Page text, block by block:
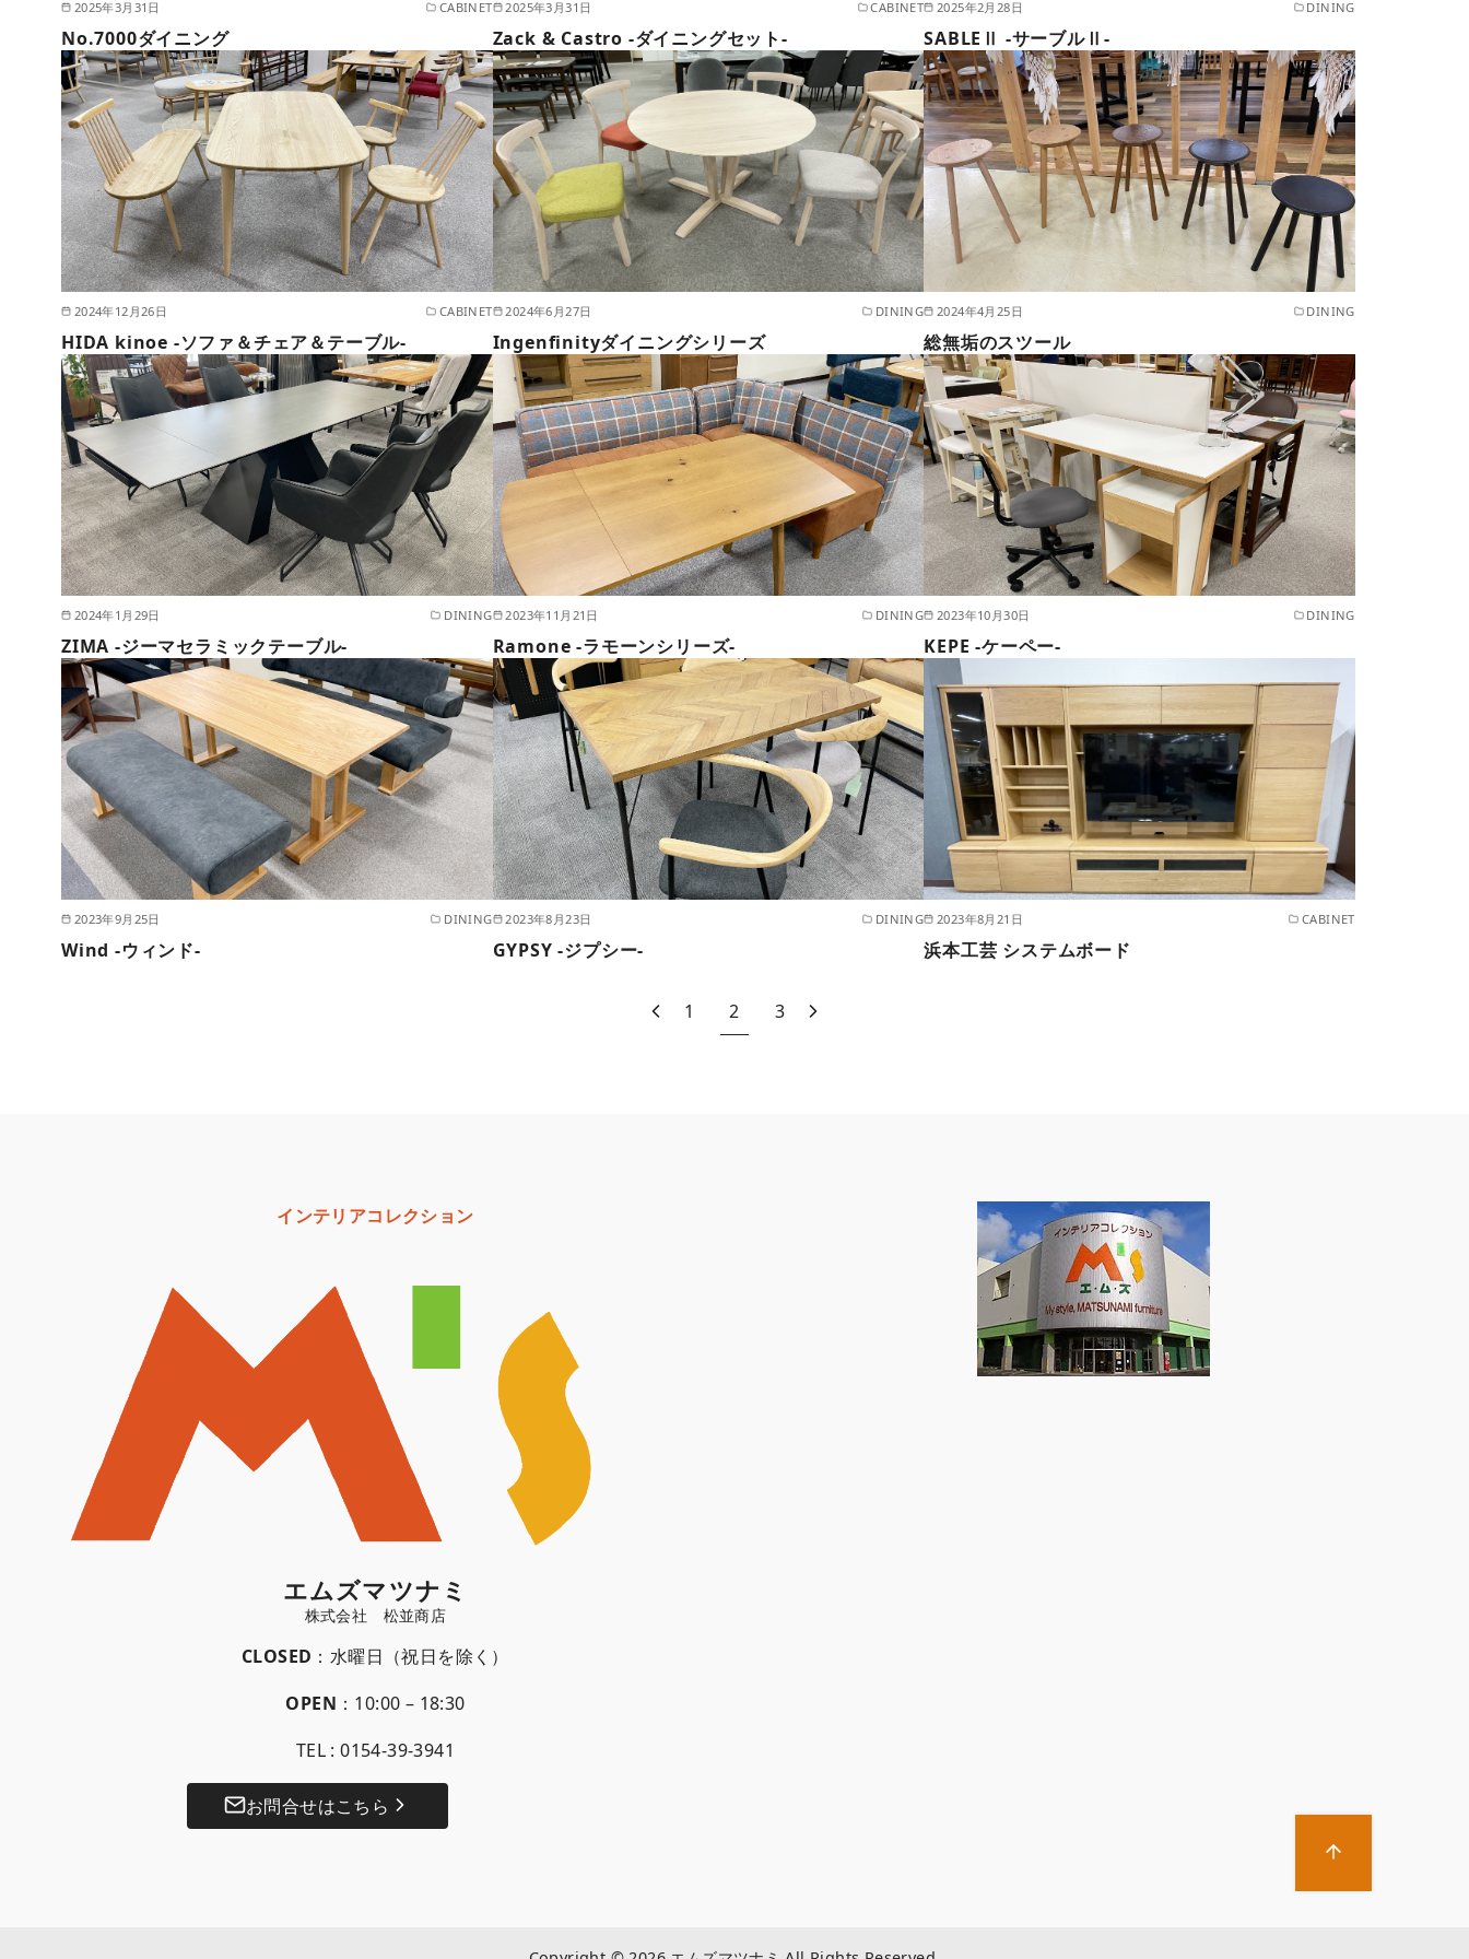
2025年3月31日 CABINET
No.7000ダイニング
2025年3月31日 CABINET
Zack & Castro -ダイニングセット-
2025年2月28日 DINING
SABLEⅡ -サーブルⅡ-
2024年12月26日 CABINET
HIDA kinoe -ソファ＆チェア＆テーブル-
2024年6月27日 DINING
Ingenfinityダイニングシリーズ
2024年4月25日 DINING
総無垢のスツール
2024年1月29日 DINING
ZIMA -ジーマセラミックテーブル-
2023年11月21日 DINING
Ramone -ラモーンシリーズ-
2023年10月30日 DINING
KEPE -ケーペー-
2023年9月25日 DINING
Wind -ウィンド-
2023年8月23日 DINING
GYPSY -ジプシー-
2023年8月21日 CABINET
浜本工芸 システムボード
1 2 3
インテリアコレクション
エムズマツナミ
CLOSED ：水曜日（祝日を除く）
OPEN ：10:00 – 18:30
TEL :0154-39-3941
お問合せはこちら